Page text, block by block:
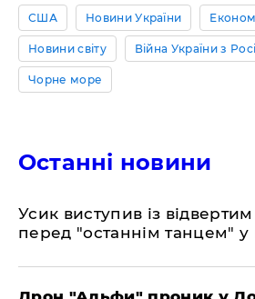
США Новини України
Новини світу Війна України з
Чорне море
Останні новини
​Усик виступив із
перед "останнім танцем" у